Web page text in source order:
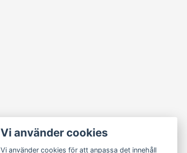
Vi använder cookies
Vi använder cookies för att anpassa det innehåll